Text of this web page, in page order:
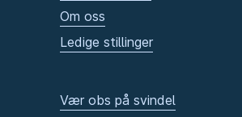
Om oss
Ledige stillinger
Vær obs på svindel